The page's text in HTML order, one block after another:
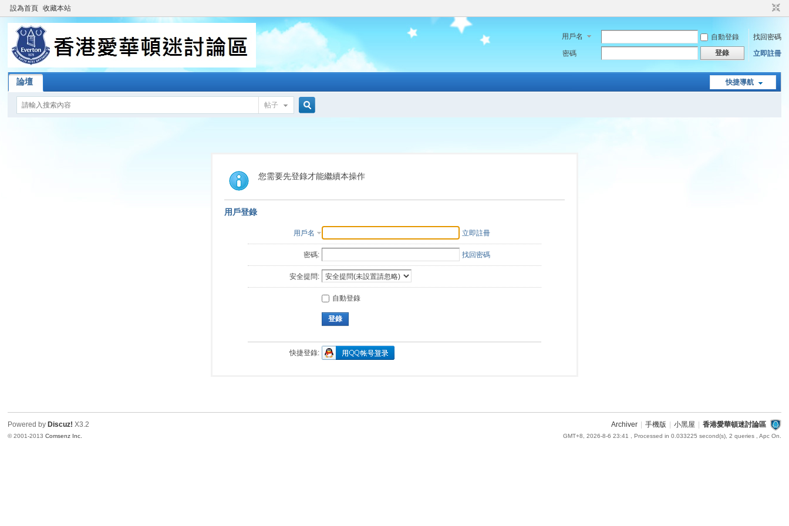
設為首頁 收藏本站
用戶名 自動登錄
找回密碼
密碼
登錄 立即註冊
快捷導航
論壇
帖子
索
您需要先登錄才能繼續本操作
用戶登錄
用戶名 立即註冊
密碼: 找回密碼
安全提問:
自動登錄
登錄
快捷登錄:
Archiver 手機版 小黑屋 香港愛華頓迷討論區
GMT+8, 2026-8-6 23:41 , Processed in 0.033225 second(s), 2 queries , Apc On.
Powered by Discuz! X3.2
© 2001-2013Comsenz Inc.